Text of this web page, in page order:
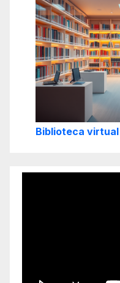
Biblioteca virtual